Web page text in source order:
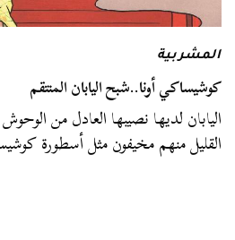
المشربية
كوشيساكي أونا..شبح اليابان المنتقم
اليابان لديها نصيبها العادل من
القليل منهم مخيفون مثل أسطورة